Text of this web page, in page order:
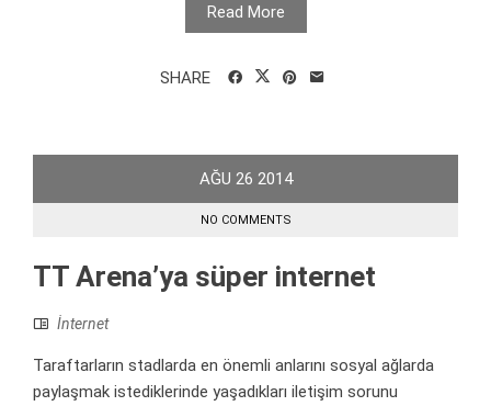
Read More
SHARE
AĞU 26 2014
NO COMMENTS
TT Arena’ya süper internet
İnternet
Taraftarların stadlarda en önemli anlarını sosyal ağlarda
paylaşmak istediklerinde yaşadıkları iletişim sorunu